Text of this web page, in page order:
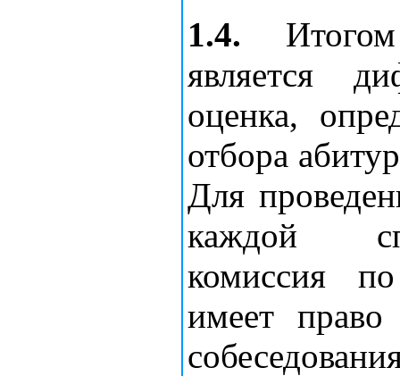
1.4. Итогом
является
оценка,
отбора
Для
каждой
комиссия
имеет право